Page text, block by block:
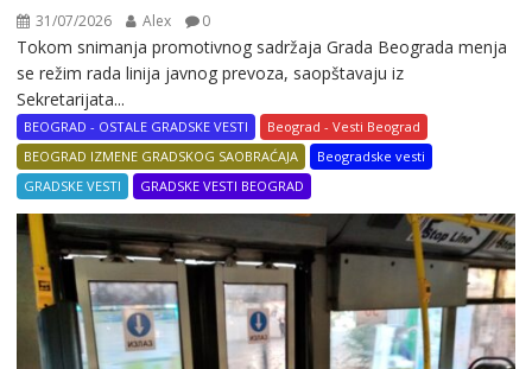
31/07/2026 Alex 0
Tokom snimanja promotivnog sadržaja Grada Beograda menja
se režim rada linija javnog prevoza, saopštavaju iz
Sekretarijata...
BEOGRAD - OSTALE GRADSKE VESTI
Beograd - Vesti Beograd
BEOGRAD IZMENE GRADSKOG SAOBRAĆAJA
Beogradske vesti
GRADSKE VESTI
GRADSKE VESTI BEOGRAD